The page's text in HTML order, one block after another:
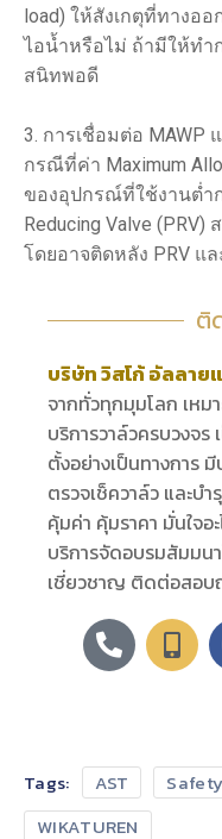
load) ให้สังเกตุที่ทางอ
ไอน้ำหรือไม่ ถ้ามีให้ทำ
สนิทพอดี
3. การเชื่อมต่อ MAWP
กรณีที่ค่า Maximum
ของอุปกรณ์ที่ใช้งานต่ำ
Reducing Valve
โดยอาจติดหลัง PRV แ
ติ
บริษัท วิสโก้ อัลลาย
จากทั่วทุกมุมโลก เห
บริการวาล์วครบวงจ
ตั้งอย่างเป็นทางการ
ตรวจเช็ควาล์ว และบ
คุ้มค่า คุ้มราคา มั่นใจ
บริการจัดอบรมสัมมน
เชี่ยวชาญ ติดต่อสอบ
Tags: AST
WIKATUREN